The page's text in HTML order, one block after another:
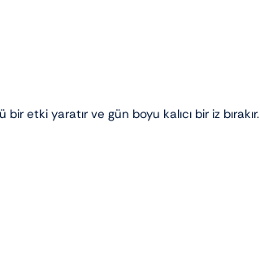
etki yaratır ve gün boyu kalıcı bir iz bırakır.